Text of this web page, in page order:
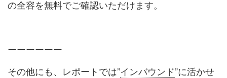
の全容を無料でご確認いただけます。
ーーーーーー
その他にも、レポートでは”インバウンド”に活かせ